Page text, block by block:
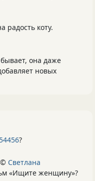
радость коту.
она даже
новых
?
Светлана
«Ищите женщину»?